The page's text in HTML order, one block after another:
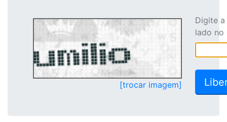
[trocar imagem]
Digite
lado no